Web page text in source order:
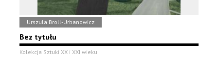
Urszula Broll-Urbanowicz
Bez tytułu
Kolekcja Sztuki XX i XXI wieku